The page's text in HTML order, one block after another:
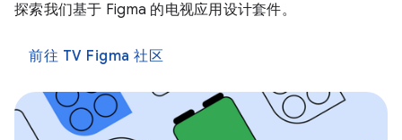
探索我们基于 Figma 的电视应用设计套件。
前往 TV Figma 社区